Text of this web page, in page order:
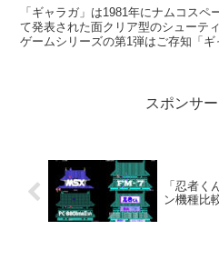
「ギャラガ」は1981年にナムコス
て発表された面クリア型のシューティングゲー
ゲームシリーズの第1弾はご存知「ギャラクシ
スポンサ
「忍者く
ン機種比